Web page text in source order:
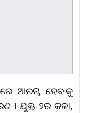
ଆରମ୍ଭ ହେବାକୁ
। ଯୁକ୍ତ ୨ର କଳା,